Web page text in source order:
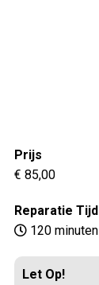
Prijs
€ 85,00
Reparatie Tijd
120 minuten
Let Op!